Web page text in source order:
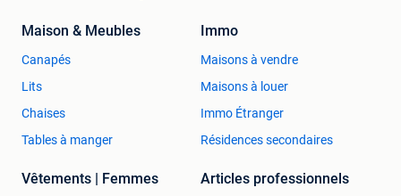
Maison & Meubles
Canapés
Lits
Chaises
Tables à manger
Immo
Maisons à vendre
Maisons à louer
Immo Étranger
Résidences secondaires
Vêtements | Femmes Articles professionnels